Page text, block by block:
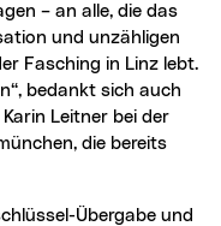
– an alle, die das
und unzähligen
Fasching in Linz lebt.
bedankt sich auch
Leitner bei der
die bereits